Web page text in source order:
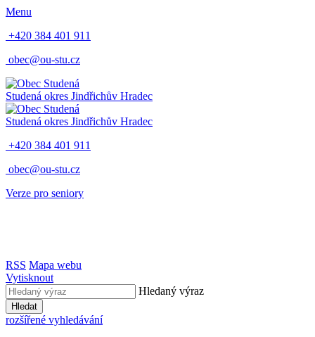
Menu
+420 384 401 911
obec@ou-stu.cz
Studená okres Jindřichův Hradec
Studená okres Jindřichův Hradec
+420 384 401 911
obec@ou-stu.cz
Verze pro seniory
RSS Mapa webu
Vytisknout
Hledaný výraz
Hledat
rozšířené vyhledávání